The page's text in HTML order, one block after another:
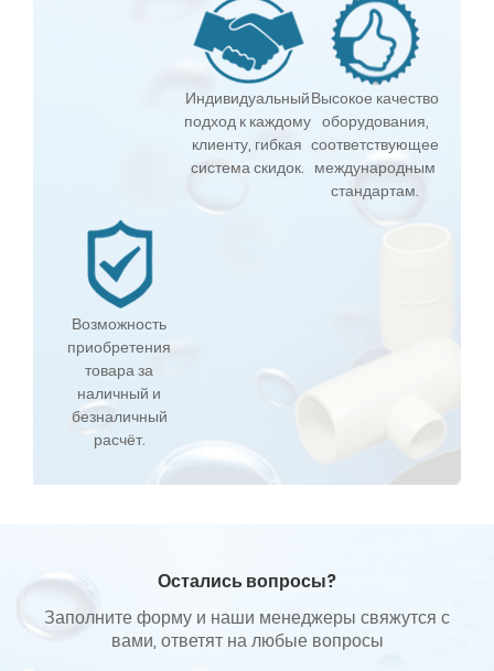
Индивидуальный
подход к каждому
клиенту, гибкая
система скидок.
Высокое качество
оборудования,
соответствующее
международным
стандартам.
Возможность
приобретения
товара за
наличный и
безналичный
расчёт.
Остались вопросы?
Заполните форму и наши менеджеры свяжутся с
вами, ответят на любые вопросы